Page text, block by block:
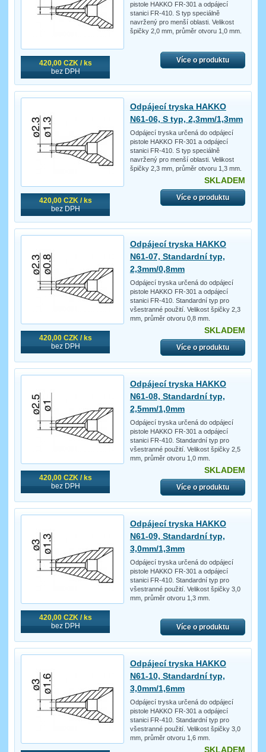
420,00 CZK / ks
bez DPH
pistole HAKKO FR-301 a odpájecí
stanici FR-410. S typ speciálně
navržený pro menší oblasti. Velikost
špičky 2,0 mm, průměr otvoru 1,0 mm.
Více o produktu
420,00 CZK / ks
bez DPH
Odpájecí tryska HAKKO
N61-06, S typ, 2,3mm/1,3mm
Odpájecí tryska určená do odpájecí
pistole HAKKO FR-301 a odpájecí
stanici FR-410. S typ speciálně
navržený pro menší oblasti. Velikost
špičky 2,3 mm, průměr otvoru 1,3 mm.
SKLADEM
Více o produktu
420,00 CZK / ks
bez DPH
Odpájecí tryska HAKKO
N61-07, Standardní typ,
2,3mm/0,8mm
Odpájecí tryska určená do odpájecí
pistole HAKKO FR-301 a odpájecí
stanici FR-410. Standardní typ pro
všestranné použití. Velikost špičky 2,3
mm, průměr otvoru 0,8 mm.
SKLADEM
Více o produktu
420,00 CZK / ks
bez DPH
Odpájecí tryska HAKKO
N61-08, Standardní typ,
2,5mm/1,0mm
Odpájecí tryska určená do odpájecí
pistole HAKKO FR-301 a odpájecí
stanici FR-410. Standardní typ pro
všestranné použití. Velikost špičky 2,5
mm, průměr otvoru 1,0 mm.
SKLADEM
Více o produktu
420,00 CZK / ks
bez DPH
Odpájecí tryska HAKKO
N61-09, Standardní typ,
3,0mm/1,3mm
Odpájecí tryska určená do odpájecí
pistole HAKKO FR-301 a odpájecí
stanici FR-410. Standardní typ pro
všestranné použití. Velikost špičky 3,0
mm, průměr otvoru 1,3 mm.
Více o produktu
Odpájecí tryska HAKKO
N61-10, Standardní typ,
3,0mm/1,6mm
Odpájecí tryska určená do odpájecí
pistole HAKKO FR-301 a odpájecí
stanici FR-410. Standardní typ pro
všestranné použití. Velikost špičky 3,0
mm, průměr otvoru 1,6 mm.
SKLADEM